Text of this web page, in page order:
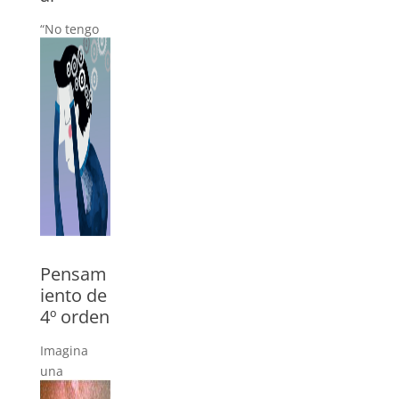
“No tengo
cuerpo”,
“me ha
dado un
pálpito”,
“siento
tensión”,»
Pensam
iento de
4º orden
Imagina
una
conversaci